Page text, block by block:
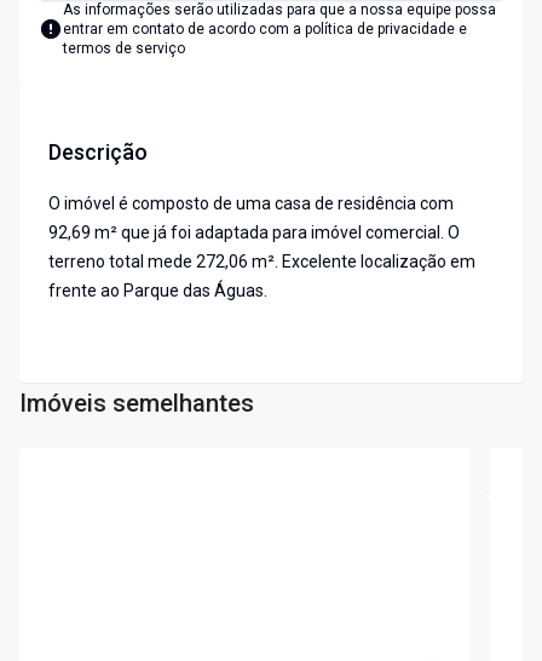
As informações serão utilizadas para que a nossa equipe possa
entrar em contato de acordo com a política de privacidade e
termos de serviço
Descrição
O imóvel é composto de uma casa de residência com
92,69 m² que já foi adaptada para imóvel comercial. O
terreno total mede 272,06 m². Excelente localização em
frente ao Parque das Águas.
Imóveis semelhantes